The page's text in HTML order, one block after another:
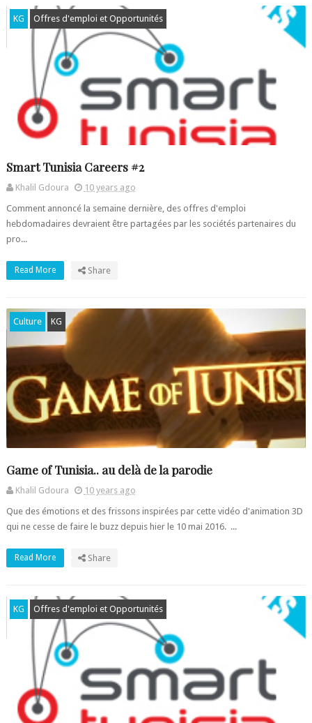
KG Offres d'emploi et Opportunités
Smart Tunisia Careers #2
Khalil Gdoura
10 years ago
Comment annoncé la semaine dernière, des offres d'emploi
hebdomadaires devraient être partagées par les sociétés partenaires du
pro...
Read More Share
Culture KG
Game of Tunisia.. au delà de la parodie
Khalil Gdoura
10 years ago
Que des émotions et des frissons inspirées par cette vidéo d'animation 3D
qui ne cesse de faire le buzz depuis hier le 10 mai 2016. ...
Read More Share
KG Offres d'emploi et Opportunités